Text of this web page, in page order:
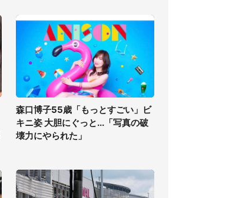
森口博子55歳「もっとすごい」ビ
キニ姿 大胆にぐっと...「写真の破
壊力にやられた」